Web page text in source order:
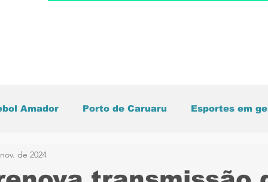
Amador Porto de Caruaru Esportes em
do Mundo
de 2024